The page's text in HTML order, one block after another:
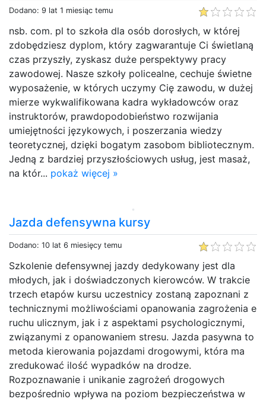
Dodano: 9 lat 1 miesiąc temu
nsb. com. pl to szkoła dla osób dorosłych, w której
zdobędziesz dyplom, który zagwarantuje Ci świetlaną
czas przyszły, zyskasz duże perspektywy pracy
zawodowej. Nasze szkoły policealne, cechuje świetne
wyposażenie, w których uczymy Cię zawodu, w dużej
mierze wykwalifikowana kadra wykładowców oraz
instruktorów, prawdopodobieństwo rozwijania
umiejętności językowych, i poszerzania wiedzy
teoretycznej, dzięki bogatym zasobom bibliotecznym.
Jedną z bardziej przyszłościowych usług, jest masaż,
na któr... pokaż więcej »
Jazda defensywna kursy
Dodano: 10 lat 6 miesięcy temu
Szkolenie defensywnej jazdy dedykowany jest dla
młodych, jak i doświadczonych kierowców. W trakcie
trzech etapów kursu uczestnicy zostaną zapoznani z
technicznymi możliwościami opanowania zagrożenia e
ruchu ulicznym, jak i z aspektami psychologicznymi,
związanymi z opanowaniem stresu. Jazda pasywna to
metoda kierowania pojazdami drogowymi, która ma
zredukować ilość wypadków na drodze.
Rozpoznawanie i unikanie zagrożeń drogowych
bezpośrednio wpływa na poziom bezpieczeństwa w